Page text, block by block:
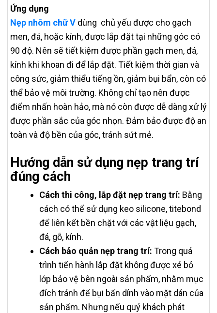
Ứng dụng
Nẹp nhôm chữ V dùng chủ yếu được cho gạch
men, đá, hoặc kính, được lắp đặt tại những góc có
90 độ. Nên sẽ tiết kiệm được phần gạch men, đá,
kính khi khoan đi để lắp đặt. Tiết kiệm thời gian và
công sức, giảm thiểu tiếng ồn, giảm bụi bẩn, còn có
thể bảo vệ môi trường. Không chỉ tạo nên được
điểm nhấn hoàn hảo, mà nó còn được dễ dàng xử lý
được phần sắc của góc nhọn. Đảm bảo được độ an
toàn và độ bền của góc, tránh sứt mẻ.
Hướng dẫn sử dụng nẹp trang trí
đúng cách
Cách thi công, lắp đặt nẹp trang trí: Bằng
cách có thể sử dụng keo silicone, titebond
để liên kết bền chặt với các vật liệu gạch,
đá, gỗ, kính.
Cách bảo quản nẹp trang trí: Trong quá
trình tiến hành lắp đặt không được xé bỏ
lớp bảo vệ bên ngoài sản phẩm, nhằm mục
đích tránh để bụi bẩn dính vào mặt dán của
sản phẩm. Nhưng nếu quý khách phát